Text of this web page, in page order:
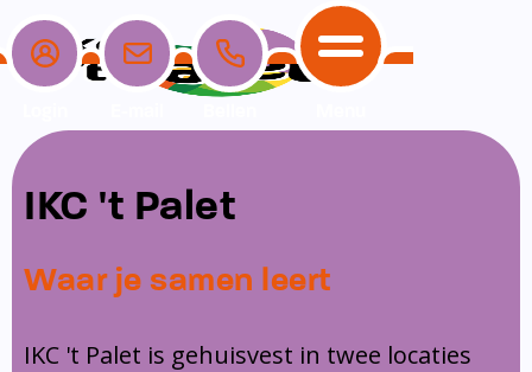
Home
School
Ons team
Schoolgids
Ouders
Ouders
Overblijf
Ouderraad
Opvang
Opvang
Peuterspeelzaal
Buitenschoolse opvang
Communicatie
IKC 't Palet
Waar je samen leert
IKC 't Palet is gehuisvest in twee locaties